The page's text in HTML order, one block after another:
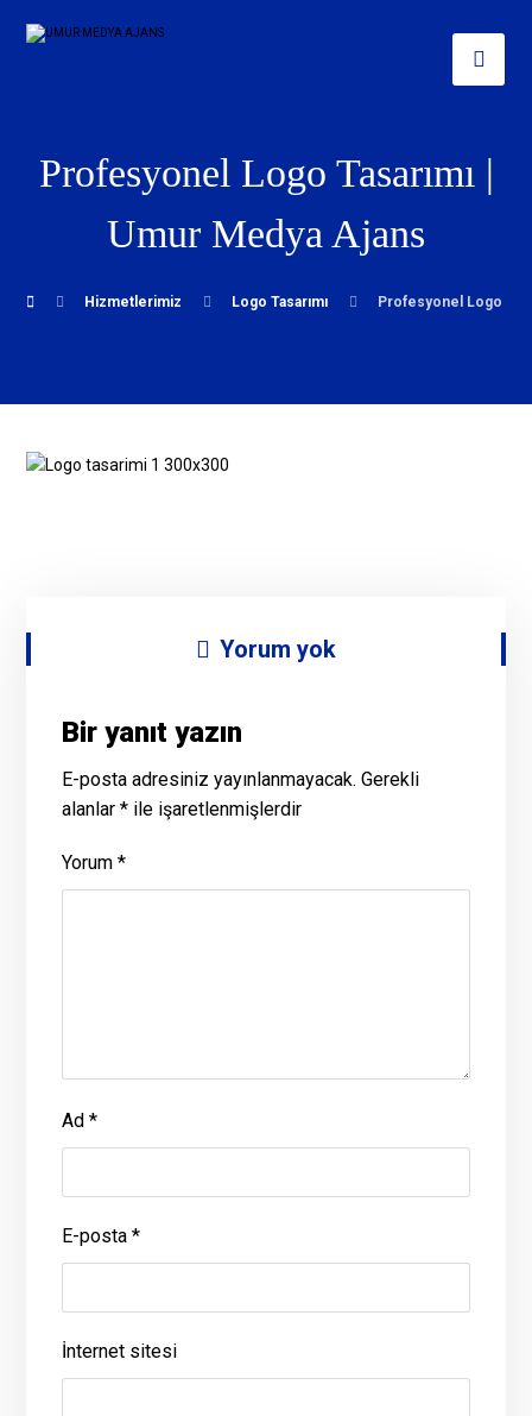
Profesyonel Logo Tasarımı |
Umur Medya Ajans
Hizmetlerimiz Logo Tasarımı Profesyonel Logo
Yorum yok
Bir yanıt yazın
E-posta adresiniz yayınlanmayacak. Gerekli
alanlar* ile işaretlenmişlerdir
Yorum*
Ad*
E-posta*
İnternet sitesi